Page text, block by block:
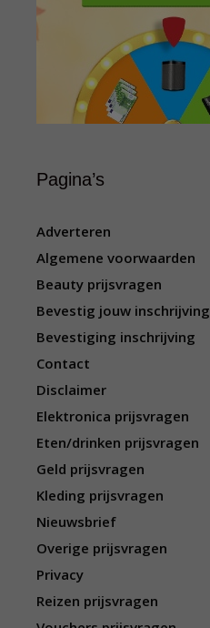
Pagina’s
Adverteren
Algemene voorwaarden
Beauty prijsvragen
Bevestig jouw inschrijving
Bevestiging inschrijving
Contact
Disclaimer
Elektronica prijsvragen
Eten/drinken prijsvragen
Geld prijsvragen
Kleding prijsvragen
Nieuwsbrief
Overige prijsvragen
Privacy
Reizen prijsvragen